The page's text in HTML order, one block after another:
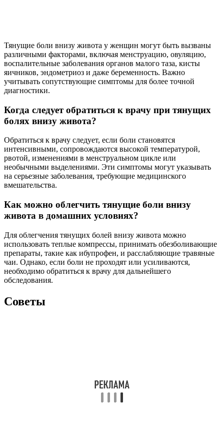
Тянущие боли внизу живота у женщин могут быть вызваны
различными факторами, включая менструацию, овуляцию,
воспалительные заболевания органов малого таза, кисты
яичников, эндометриоз и даже беременность. Важно
учитывать сопутствующие симптомы для более точной
диагностики.
Когда следует обратиться к врачу при тянущих
болях внизу живота?
Обратиться к врачу следует, если боли становятся
интенсивными, сопровождаются высокой температурой,
рвотой, изменениями в менструальном цикле или
необычными выделениями. Эти симптомы могут указывать
на серьезные заболевания, требующие медицинского
вмешательства.
Как можно облегчить тянущие боли внизу
живота в домашних условиях?
Для облегчения тянущих болей внизу живота можно
использовать теплые компрессы, принимать обезболивающие
препараты, такие как ибупрофен, и расслабляющие травяные
чаи. Однако, если боли не проходят или усиливаются,
необходимо обратиться к врачу для дальнейшего
обследования.
Советы